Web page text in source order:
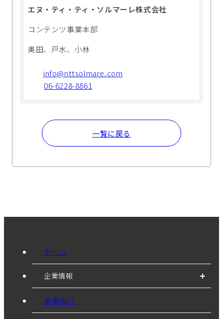
エヌ・ティ・ティ・ソルマーレ株式会社
コンテンツ事業本部
奥田、戸水、小林
info@nttsolmare.com
06-6228-8861
一覧に戻る
ホーム
企業情報
事業紹介